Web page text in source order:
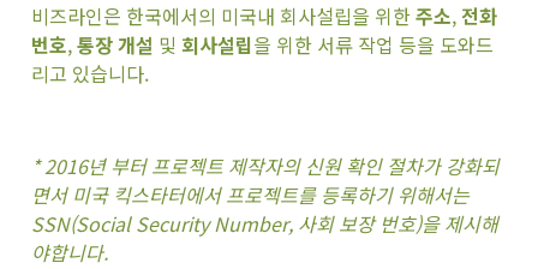
비즈라인은 한국에서의 미국내 회사설립을 위한주소, 전화
번호,통장 개설 및 회사설립을 위한 서류 작업 등을 도와드
리고 있습니다.
* 2016년 부터 프로젝트 제작자의 신원 확인 절차가 강화되
면서 미국 킥스타터에서 프로젝트를 등록하기 위해서는
SSN(Social Security Number, 사회 보장 번호)을 제시해
야합니다.